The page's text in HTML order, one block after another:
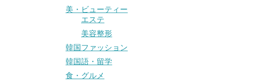
美・ビューティー
エステ
美容整形
韓国ファッション
韓国語・留学
食・グルメ